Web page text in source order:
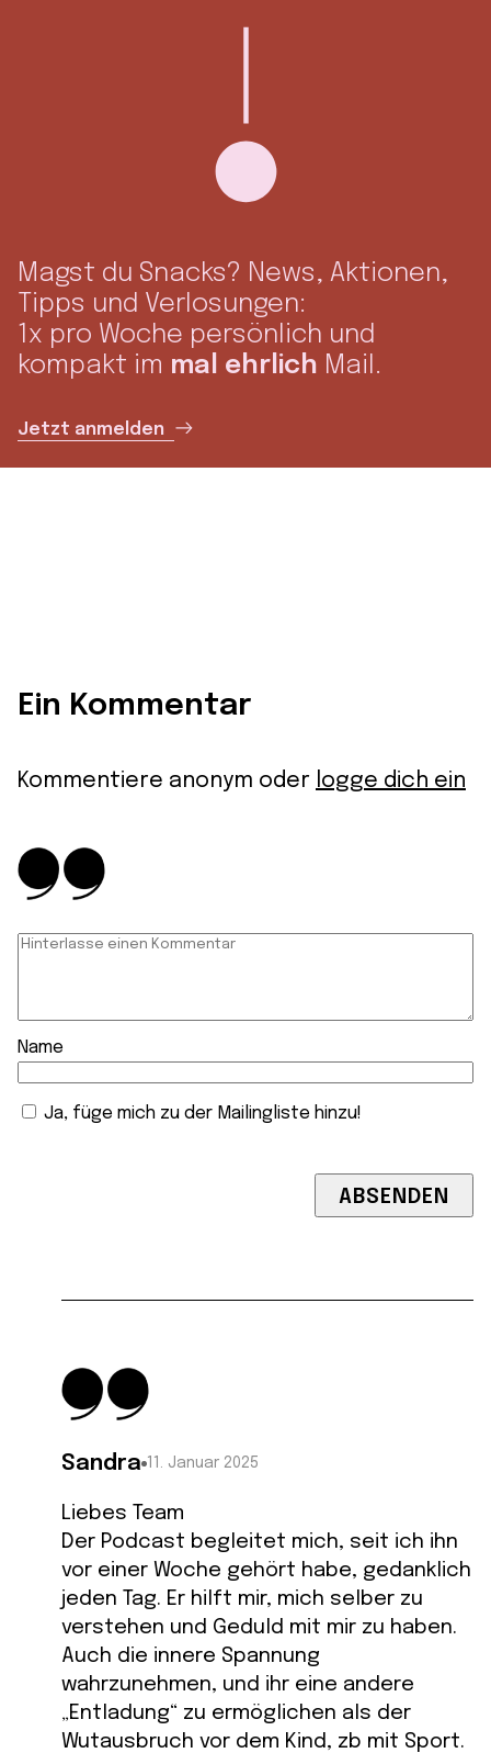
Magst du Snacks? News, Aktionen,
Tipps und Verlosungen:
1x pro Woche persönlich und
kompakt im mal ehrlich Mail.
Jetzt anmelden
Ein Kommentar
Kommentiere anonym oder logge dich ein
Name
Ja, füge mich zu der Mailingliste hinzu!
Sandra 11. Januar 2025
Liebes Team
Der Podcast begleitet mich, seit ich ihn
vor einer Woche gehört habe, gedanklich
jeden Tag. Er hilft mir, mich selber zu
verstehen und Geduld mit mir zu haben.
Auch die innere Spannung
wahrzunehmen, und ihr eine andere
„Entladung“ zu ermöglichen als der
Wutausbruch vor dem Kind, zb mit Sport.